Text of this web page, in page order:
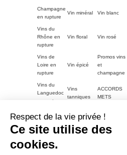
Champagne
en rupture
Vin minéral Vin blanc
Vins du
Rhône en
rupture
Vin floral Vin rosé
Vins de
Loire en
rupture
Vin épicé
Promos vins
et
champagne
Vins du
Languedoc
en rupture
Vins
tanniques
ACCORDS
METS
régions en
rupture
Vins
moelleux
LE VIN PAR
GOUTS
Vins de
Bourgogne
en rupture
Respect de la vie privée !
Ce site utilise des
cookies.